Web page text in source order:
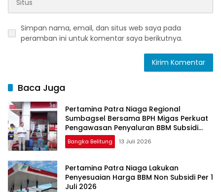
Simpan nama, email, dan situs web saya pada
peramban ini untuk komentar saya berikutnya.
Baca Juga
Pertamina Patra Niaga Regional
Sumbagsel Bersama BPH Migas Perkuat
Pengawasan Penyaluran BBM Subsidi
bagi Nelayan melalui Aplikasi XSTAR
Bangka Belitung 13 Juli 2026
Pertamina Patra Niaga Lakukan
Penyesuaian Harga BBM Non Subsidi Per 1
Juli 2026